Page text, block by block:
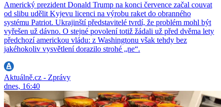
Americký prezident Donald Trump na konci července začal couvat
od slibu udělit Kyjevu licenci na výrobu raket do obranného
systému Patriot. Ukrajinští představitelé tvrdí, že problém mohl být
vyřešen už dávno. O stejné povolení totiž žádali už před dvěma lety
předchozí americkou vládu: z Washingtonu však tehdy bez
jakéhokoliv vysvětlení dorazilo strohé „ne“.
Aktuálně.cz - Zprávy
dnes, 16:40